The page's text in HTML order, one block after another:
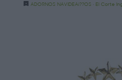
ADORNOS NAVIDEAi??OS
El Corte